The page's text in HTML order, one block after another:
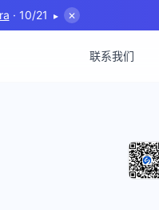
· 10/21 ▸ ✕
联系我们